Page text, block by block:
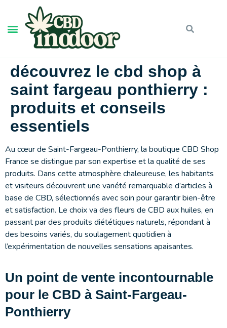
découvrez le cbd shop à
saint fargeau ponthierry :
produits et conseils
essentiels
Au cœur de Saint-Fargeau-Ponthierry, la boutique CBD Shop
France se distingue par son expertise et la qualité de ses
produits. Dans cette atmosphère chaleureuse, les habitants
et visiteurs découvrent une variété remarquable d’articles à
base de CBD, sélectionnés avec soin pour garantir bien-être
et satisfaction. Le choix va des fleurs de CBD aux huiles, en
passant par des produits diététiques naturels, répondant à
des besoins variés, du soulagement quotidien à
l’expérimentation de nouvelles sensations apaisantes.
Un point de vente incontournable
pour le CBD à Saint-Fargeau-
Ponthierry